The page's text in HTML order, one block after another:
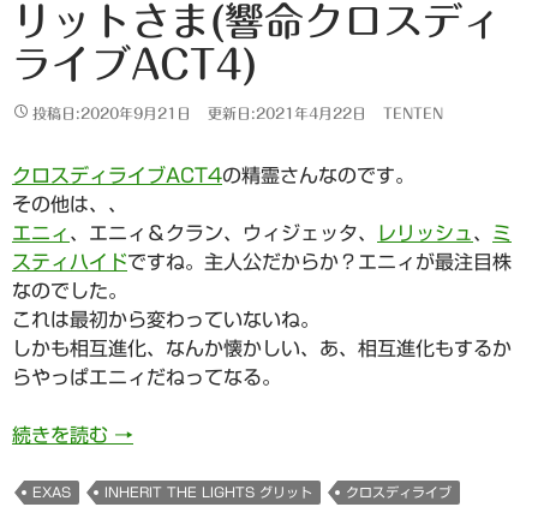
リットさま(響命クロスディ
ライブACT4)
投稿日:2020年9月21日 更新日:2021年4月22日 TENTEN
クロスディライブACT4の精霊さんなのです。
その他は、、
エニィ 、エニィ＆クラン、ウィジェッタ、 レリッシュ、 ミ
スティハイドですね。主人公だからか？エニィが最注目株
なのでした。
これは最初から変わっていないね。
しかも相互進化、なんか懐かしい、あ、相互進化もするか
らやっぱエニィだねってなる。
続きを読む Inherit the Lights グリットさま(響命クロスデ
→
EXAS INHERIT THE LIGHTS グリット クロスディライブ